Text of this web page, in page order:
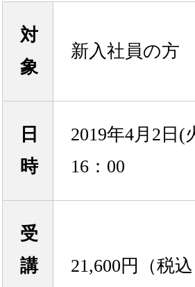
対
象
新入社員の方
日
時
2019年4月2日(
16：00
受
講
21,600円（税込